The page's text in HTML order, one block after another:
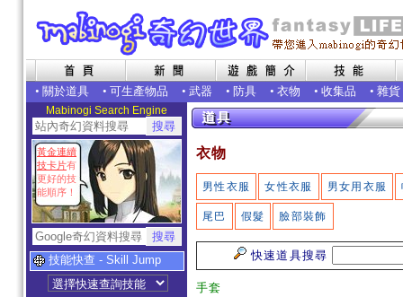
• 關於道具 • 可生產物品 • 武器 • 防具 • 衣物 • 收集品 • 雜貨
Mabinogi Search Engine
黃金連續
技卡片有
更好的技
能順序！
技能快查 - Skill Jump
衣物
男性衣服 女性衣服 男女用衣服
尾巴 假髮 臉部裝飾
快速道具搜尋
手套